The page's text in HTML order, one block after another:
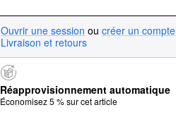
Ouvrir une session ou créer un compte
Livraison et retours
Réapprovisionnement automatique
Économisez 5 % sur cet article